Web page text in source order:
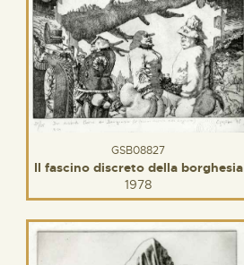
GSB08827
Il fascino discreto della borghesia
1978